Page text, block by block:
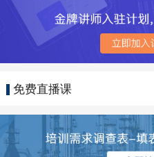
免费直播课